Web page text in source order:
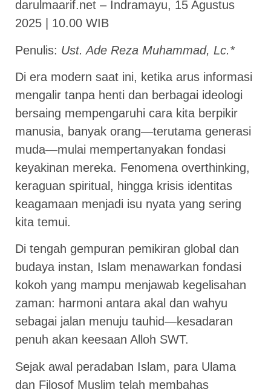
darulmaarif.net – Indramayu, 15 Agustus
2025 | 10.00 WIB
Penulis: Ust. Ade Reza Muhammad, Lc.*
Di era modern saat ini, ketika arus informasi
mengalir tanpa henti dan berbagai ideologi
bersaing mempengaruhi cara kita berpikir
manusia, banyak orang—terutama generasi
muda—mulai mempertanyakan fondasi
keyakinan mereka. Fenomena overthinking,
keraguan spiritual, hingga krisis identitas
keagamaan menjadi isu nyata yang sering
kita temui.
Di tengah gempuran pemikiran global dan
budaya instan, Islam menawarkan fondasi
kokoh yang mampu menjawab kegelisahan
zaman: harmoni antara akal dan wahyu
sebagai jalan menuju tauhid—kesadaran
penuh akan keesaan Alloh SWT.
Sejak awal peradaban Islam, para Ulama
dan Filosof Muslim telah membahas